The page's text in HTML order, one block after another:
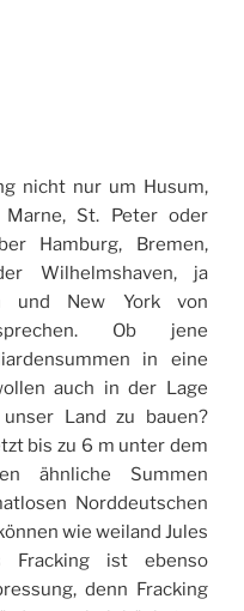
nicht nur um Husum,
Marne, St. Peter oder
Hamburg, Bremen,
Wilhelmshaven, ja
und New York von
Ob jene
in eine
auch in der Lage
Land zu bauen?
bis zu 6 m unter dem
ähnliche Summen
Norddeutschen
wie weiland Jules
Fracking ist ebenso
denn Fracking